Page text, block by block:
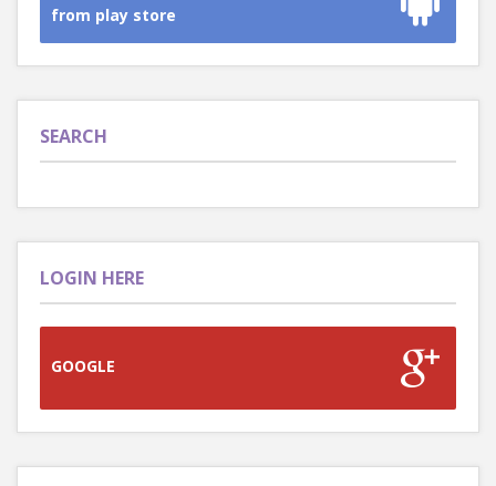
from play store
SEARCH
LOGIN HERE
GOOGLE